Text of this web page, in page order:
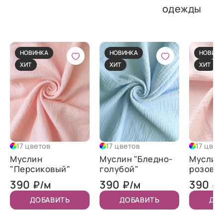
одежды
НОВИНКА
ХИТ
17 цветов
Муслин
"Персиковый"
390 ₽/м
ДОБАВИТЬ
НОВИНКА
ХИТ
17 цветов
Муслин "Бледно-
голубой"
390 ₽/м
ДОБАВИТЬ
ХИТ
17
390